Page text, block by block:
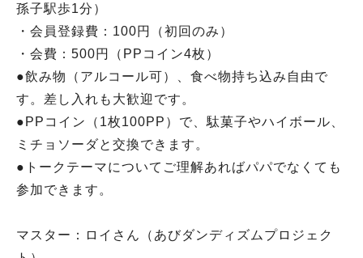
孫子駅歩1分）
・会員登録費：100円（初回のみ）
・会費：500円（PPコイン4枚）
●飲み物（アルコール可）、食べ物持ち込み自由で
す。差し入れも大歓迎です。
●PPコイン（1枚100PP）で、駄菓子やハイボール、
ミチョソーダと交換できます。
●トークテーマについてご理解あればパパでなくても
参加できます。
マスター：ロイさん（あびダンディズムプロジェク